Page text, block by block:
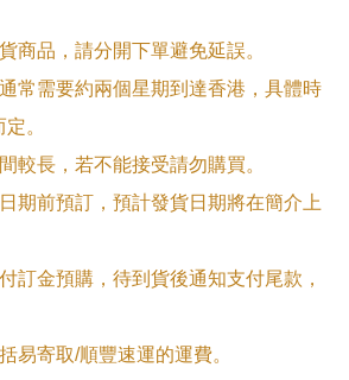
商品，請分開下單避免延誤。
常需要約兩個星期到達香港，具體時
。
較長，若不能接受請勿購買。
期前預訂，預計發貨日期將在簡介上
訂金預購，待到貨後通知支付尾款，
易寄取/順豐速運的運費。